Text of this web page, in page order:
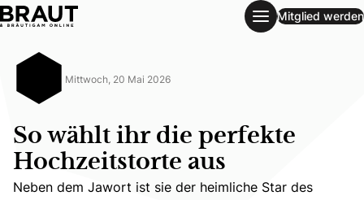
So wählt ihr die perfekte Hochzeitstorte aus
Mitglied werden
Mittwoch, 20 Mai 2026
So wählt ihr die perfekte
Hochzeitstorte aus
Neben dem Jawort ist sie der heimliche Star des